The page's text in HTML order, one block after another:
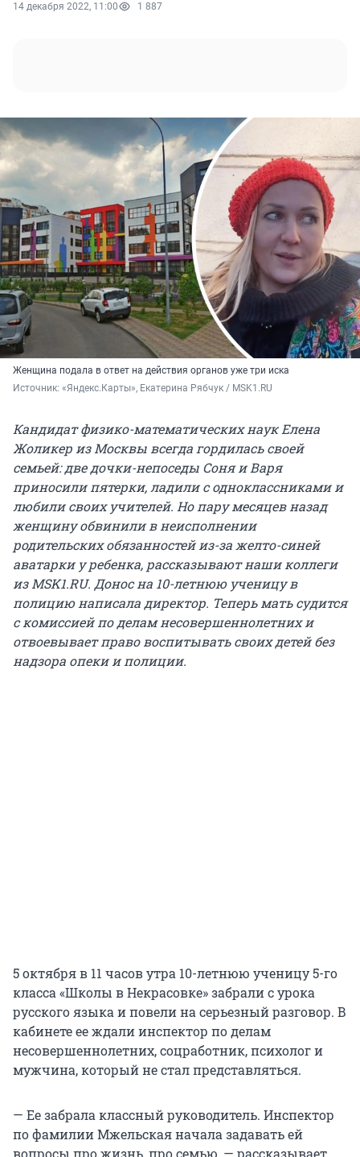
14 декабря 2022, 11:00 1 887
Женщина подала в ответ на действия органов уже три иска
Источник: «Яндекс.Карты», Екатерина Рябчук / MSK1.RU
Кандидат физико-математических наук Елена
Жоликер из Москвы всегда гордилась своей
семьей: две дочки-непоседы Соня и Варя
приносили пятерки, ладили с одноклассниками и
любили своих учителей. Но пару месяцев назад
женщину обвинили в неисполнении
родительских обязанностей из-за желто-синей
аватарки у ребенка, рассказывают наши коллеги
из MSK1.RU. Донос на 10-летнюю ученицу в
полицию написала директор. Теперь мать судится
с комиссией по делам несовершеннолетних и
отвоевывает право воспитывать своих детей без
надзора опеки и полиции.
5 октября в 11 часов утра 10-летнюю ученицу 5-го
класса «Школы в Некрасовке» забрали с урока
русского языка и повели на серьезный разговор. В
кабинете ее ждали инспектор по делам
несовершеннолетних, соцработник, психолог и
мужчина, который не стал представляться.
— Ее забрала классный руководитель. Инспектор
по фамилии Мжельская начала задавать ей
вопросы про жизнь, про семью, — рассказывает